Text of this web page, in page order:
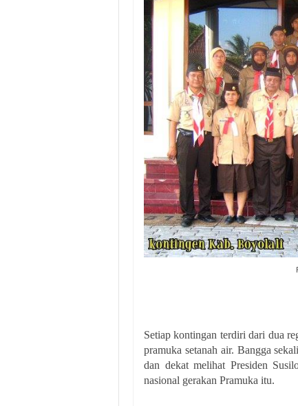
Setiap kontingan terdiri dari dua
pramuka setanah air. Bangga
dan dekat melihat Presiden
nasional gerakan Pramuka itu.